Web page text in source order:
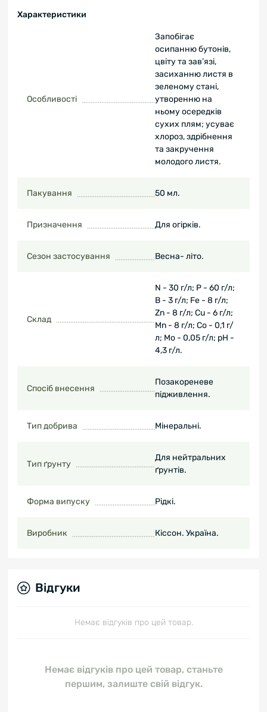
Характеристики
Особливості
Запобігає
осипанню бутонів,
цвіту та зав’язі,
засиханню листя в
зеленому стані,
утворенню на
ньому осередків
сухих плям; усуває
хлороз, здрібнення
та закручення
молодого листя.
Пакування 50 мл.
Призначення Для огірків.
Сезон застосування Весна- літо.
Склад
N - 30 г/л; P - 60 г/л;
B - 3 г/л; Fe - 8 г/л;
Zn - 8 г/л; Cu - 6 г/л;
Mn - 8 г/л; Co - 0,1 г/
л; Mo - 0,05 г/л; pH -
4,3 г/л.
Спосіб внесення
Позакореневе
підживлення.
Тип добрива Мінеральні.
Тип ґрунту
Для нейтральних
ґрунтів.
Форма випуску Рідкі.
Виробник Кіссон. Україна.
Відгуки
Немає відгуків про цей товар.
Немає відгуків про цей товар, станьте
першим, залиште свій відгук.